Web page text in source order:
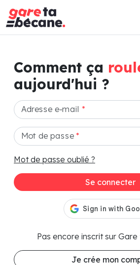
Comment ça
aujourd'hui ?
Adresse e-mail *
Mot de passe*
Mot de passe oublié ?
Se connecter
Pas encore inscrit sur
Je crée mon